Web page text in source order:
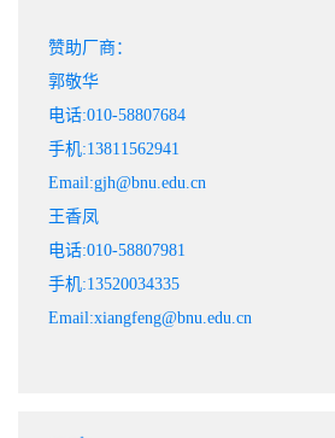
赞助厂商：
郭敬华
电话:010-58807684
手机:13811562941
Email:gjh@bnu.edu.cn
王香凤
电话:010-58807981
手机:13520034335
Email:xiangfeng@bnu.edu.cn